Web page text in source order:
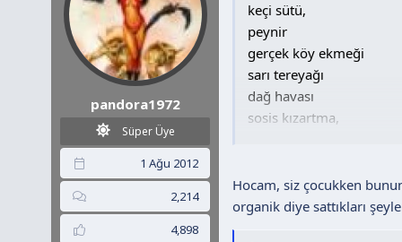
pandora1972
Süper Üye
1 Ağu 2012
2,214
4,898
keçi sütü,
peynir
gerçek köy ekmeği
sarı tereyağı
dağ havası
sosis kızartma,
Biraz durup düşünmek
Gecenin 1'i hani
Hocam, siz çocukken
organik diye sattıkları